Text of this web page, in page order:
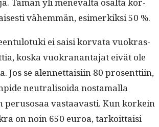
vähem­män, esimerkik­si 50 %.
ei saisi kor­va­ta vuokras­
kos­ka vuokranan­ta­jat eivät ole
Jos se alen­net­taisi­in 80 pros­ent­ti­in,
neu­tral­isoi­da nos­ta­mal­la
peru­sosaa vas­taavasti. Kun korkein
on noin 650 euroa, tarkoit­taisi